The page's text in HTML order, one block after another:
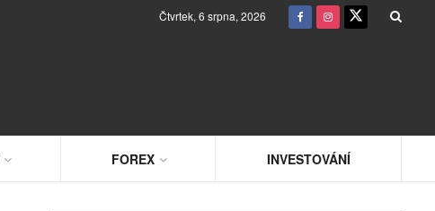
Čtvrtek, 6 srpna, 2026
FOREX INVESTOVÁNÍ